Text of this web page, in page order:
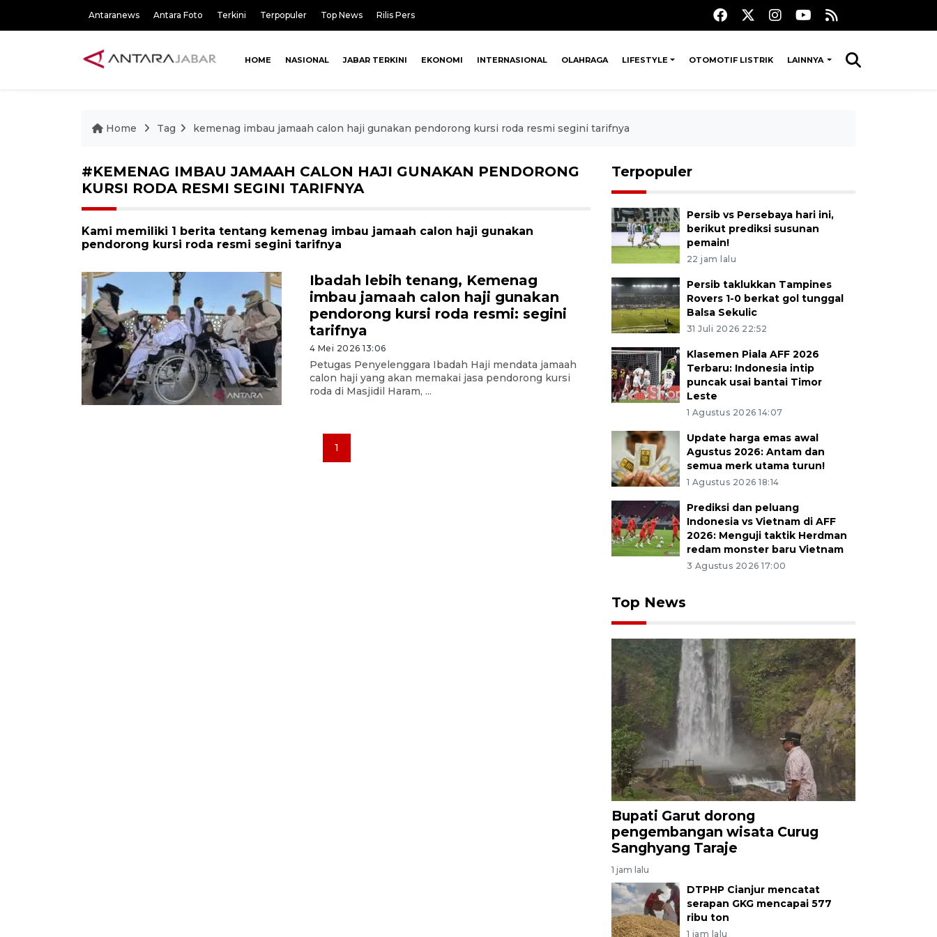
Antaranews Antara Foto Terkini Terpopuler Top News Rilis Pers
HOME NASIONAL JABAR TERKINI EKONOMI INTERNASIONAL OLAHRAGA LIFESTYLE OTOMOTIF LISTRIK LAINNYA
Home Tag kemenag imbau jamaah calon haji gunakan pendorong kursi roda resmi segini tarifnya
#KEMENAG IMBAU JAMAAH CALON HAJI GUNAKAN PENDORONG
KURSI RODA RESMI SEGINI TARIFNYA
Kami memiliki 1 berita tentang kemenag imbau jamaah calon haji gunakan
pendorong kursi roda resmi segini tarifnya
Ibadah lebih tenang, Kemenag
imbau jamaah calon haji gunakan
pendorong kursi roda resmi: segini
tarifnya
4 Mei 2026 13:06
Petugas Penyelenggara Ibadah Haji mendata jamaah
calon haji yang akan memakai jasa pendorong kursi
roda di Masjidil Haram, ...
1
Terpopuler
Persib vs Persebaya hari ini,
berikut prediksi susunan
pemain!
22 jam lalu
Persib taklukkan Tampines
Rovers 1-0 berkat gol tunggal
Balsa Sekulic
31 Juli 2026 22:52
Klasemen Piala AFF 2026
Terbaru: Indonesia intip
puncak usai bantai Timor
Leste
1 Agustus 2026 14:07
Update harga emas awal
Agustus 2026: Antam dan
semua merk utama turun!
1 Agustus 2026 18:14
Prediksi dan peluang
Indonesia vs Vietnam di AFF
2026: Menguji taktik Herdman
redam monster baru Vietnam
3 Agustus 2026 17:00
Top News
Bupati Garut dorong
pengembangan wisata Curug
Sanghyang Taraje
1 jam lalu
DTPHP Cianjur mencatat
serapan GKG mencapai 577
ribu ton
1 jam lalu